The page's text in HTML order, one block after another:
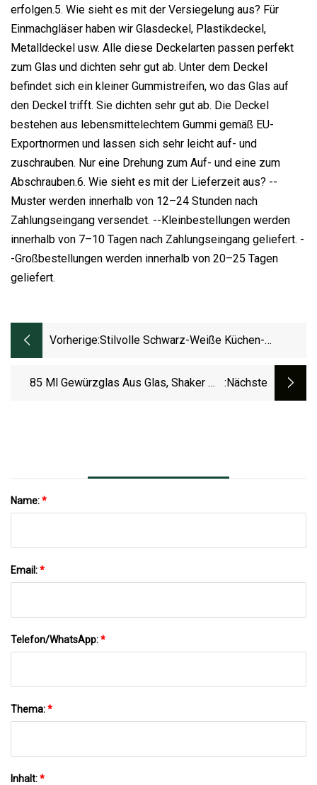
erfolgen.5. Wie sieht es mit der Versiegelung aus? Für
Einmachgläser haben wir Glasdeckel, Plastikdeckel,
Metalldeckel usw. Alle diese Deckelarten passen perfekt
zum Glas und dichten sehr gut ab. Unter dem Deckel
befindet sich ein kleiner Gummistreifen, wo das Glas auf
den Deckel trifft. Sie dichten sehr gut ab. Die Deckel
bestehen aus lebensmittelechtem Gummi gemäß EU-
Exportnormen und lassen sich sehr leicht auf- und
zuschrauben. Nur eine Drehung zum Auf- und eine zum
Abschrauben.6. Wie sieht es mit der Lieferzeit aus? --
Muster werden innerhalb von 12–24 Stunden nach
Zahlungseingang versendet. --Kleinbestellungen werden
innerhalb von 7–10 Tagen nach Zahlungseingang geliefert. -
-Großbestellungen werden innerhalb von 20–25 Tagen
geliefert.
Vorherige:Stilvolle Schwarz-Weiße Küchen-
85 Ml Gewürzglas Aus Glas, Shaker Mit :nächste
Name:*
Email:*
Telefon/WhatsApp:*
Thema:*
Inhalt:*